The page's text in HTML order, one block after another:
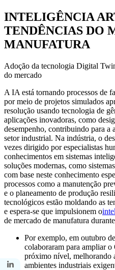
INTELIGÊNCIA
TENDÊNCIAS DO
MANUFATURA
Adoção da tecnologia Digital
do mercado
A IA está tornando processos de
por meio de projetos simulados
resolução usando tecnologia de
aplicações inovadoras, como
desempenho, contribuindo para a
setor industrial. Na indústria, o
vezes dirigido por especialistas
conhecimentos em sistemas
soluções modernas, como
com base neste conhecimento
processos como a manutenção
e o planeamento de produção
tecnológicos estão moldando as
e espera-se que impulsionem o
de mercado de manufatura
Por exemplo, em outubro
colaboraram para ampliar
próximo nível, melhorando
ambientes industriais